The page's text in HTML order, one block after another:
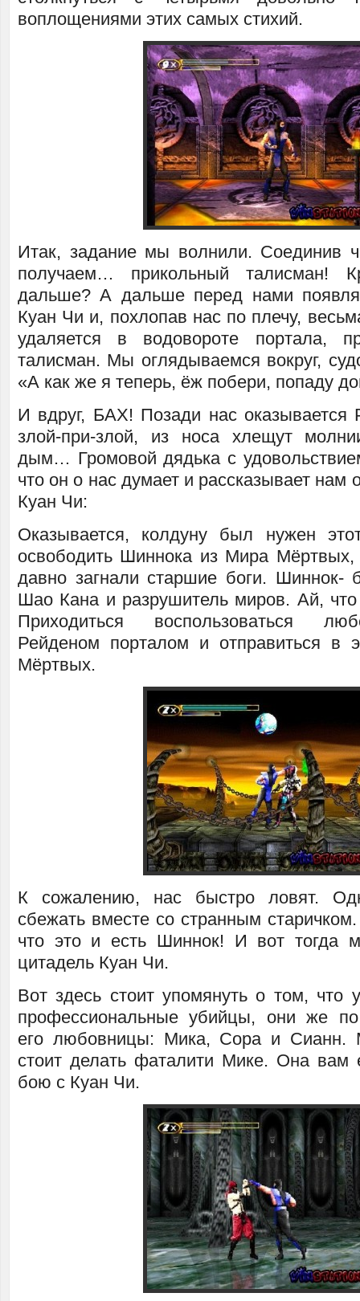
воплощениями этих самых стихий.
Итак, задание мы волнили. Соединив
получаем… прикольный талисман!
дальше? А дальше перед нами
Куан Чи и, похлопав нас по плечу,
удаляется в водовороте портала,
талисман. Мы оглядываемся вокруг,
«А как же я теперь, ёж побери, попаду
И вдруг, БАХ! Позади нас оказывается
злой-при-злой, из носа хлещут
дым… Громовой дядька с
что он о нас думает и рассказывает нам
Куан Чи:
Оказывается, колдуну был нужен
освободить Шиннока из Мира Мёртвых,
давно загнали старшие боги. Шиннок-
Шао Кана и разрушитель миров. Ай,
Приходиться воспользоваться
Рейденом порталом и отправиться в
Мёртвых.
К сожалению, нас быстро ловят.
сбежать вместе со странным
что это и есть Шиннок! И вот тогда
цитадель Куан Чи.
Вот здесь стоит упомянуть о том, что
профессиональные убийцы, они же по
его любовницы: Мика, Сора и Сианн.
стоит делать фаталити Мике. Она вам
бою с Куан Чи.